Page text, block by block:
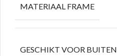
MATERIAAL FRAME
GESCHIKT VOOR BUITEN